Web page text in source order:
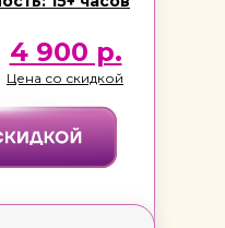
Цена со скидкой
4 900 р.